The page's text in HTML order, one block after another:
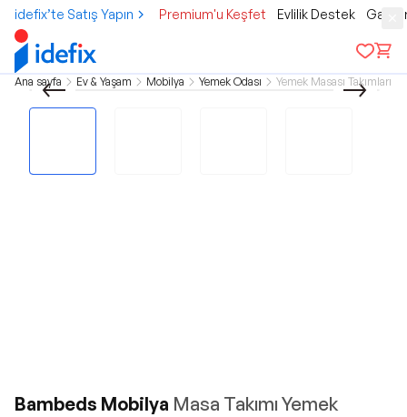
idefix’te Satış Yapın Premium'u Keşfet Evlilik Destek
Ana sayfa Ev & Yaşam Mobilya Yemek Odası Yemek Masası Takımları
Bambeds Mobilya Masa Takımı Yemek